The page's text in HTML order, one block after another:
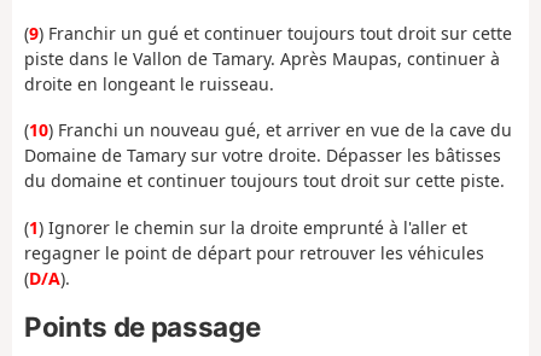
(9) Franchir un gué et continuer toujours tout droit sur cette
piste dans le Vallon de Tamary. Après Maupas, continuer à
droite en longeant le ruisseau.
(10) Franchi un nouveau gué, et arriver en vue de la cave du
Domaine de Tamary sur votre droite. Dépasser les bâtisses
du domaine et continuer toujours tout droit sur cette piste.
(1) Ignorer le chemin sur la droite emprunté à l'aller et
regagner le point de départ pour retrouver les véhicules
(D/A).
Points de passage